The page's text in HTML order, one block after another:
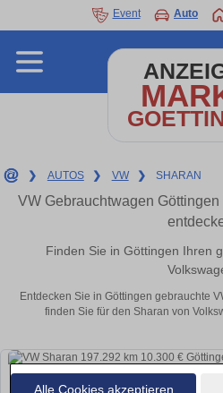
Alle Cookies akzeptieren
Event Auto
❯ AUTOS ❯ VW ❯ SHARAN
VW Gebrauchtwagen
Finden Sie in Göttingen Ihren
Entdecken Sie in Göttingen gebrauchte
finden Sie für den Sharan von